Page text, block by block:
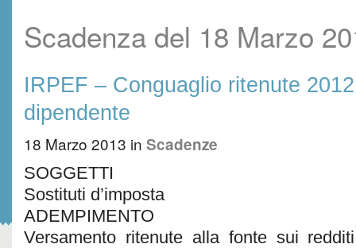
Scadenza del 18 Marzo
IRPEF – Conguaglio ritenute
dipendente
18 Marzo 2013 in Scadenze
SOGGETTI
Sostituti d’imposta
ADEMPIMENTO
Versamento ritenute alla fonte sui